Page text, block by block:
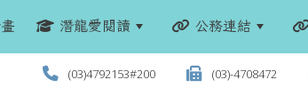
潛龍愛閱讀 公務連結
(03)4792153#200 (03)-4708472